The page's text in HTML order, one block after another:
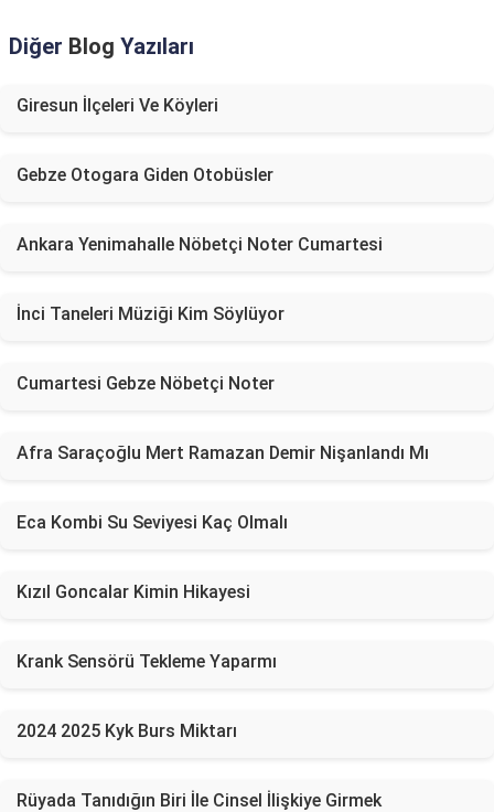
Diğer Blog Yazıları
Giresun İlçeleri Ve Köyleri
Gebze Otogara Giden Otobüsler
Ankara Yenimahalle Nöbetçi Noter Cumartesi
İnci Taneleri Müziği Kim Söylüyor
Cumartesi Gebze Nöbetçi Noter
Afra Saraçoğlu Mert Ramazan Demir Nişanlandı Mı
Eca Kombi Su Seviyesi Kaç Olmalı
Kızıl Goncalar Kimin Hikayesi
Krank Sensörü Tekleme Yaparmı
2024 2025 Kyk Burs Miktarı
Rüyada Tanıdığın Biri İle Cinsel İlişkiye Girmek